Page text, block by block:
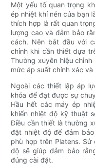
Một yếu tố quan trọng
ép nhiệt khí nén của bạn
thích hợp là rất quan
lượng cao và đảm bảo
cách. Nên bắt đầu với
chỉnh khi cần thiết dựa
Thường xuyên hiệu
mức áp suất chính xác
Ngoài các thiết lập áp
khóa để đạt được sự
Hầu hết các máy ép
khiển nhiệt độ kỹ thuật
Điều cần thiết là thường
đặt nhiệt độ để đảm
phù hợp trên Platens.
độ sẽ giúp đảm bảo
đúng cài đặt.